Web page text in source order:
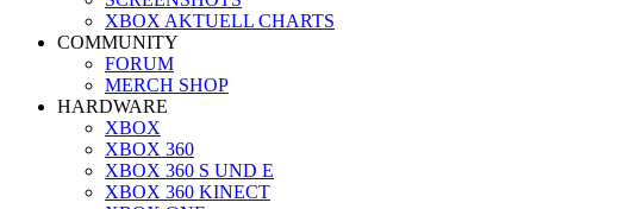
XBOX AKTUELL CHARTS
COMMUNITY
FORUM
MERCH SHOP
HARDWARE
XBOX
XBOX 360
XBOX 360 S UND E
XBOX 360 KINECT